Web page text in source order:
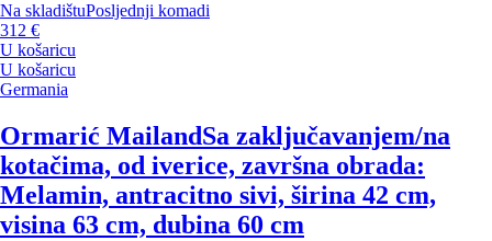
Na skladištuPosljednji komadi
312 €
U košaricu
U košaricu
Germania
Ormarić MailandSa zaključavanjem/na
kotačima, od iverice, završna obrada:
Melamin, antracitno sivi, širina 42 cm,
visina 63 cm, dubina 60 cm